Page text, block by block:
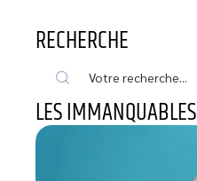
RECHERCHE
LES IMMANQUABLES